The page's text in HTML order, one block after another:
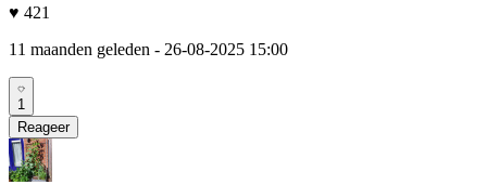
♥ 421
11 maanden geleden - 26-08-2025 15:00
1
Reageer